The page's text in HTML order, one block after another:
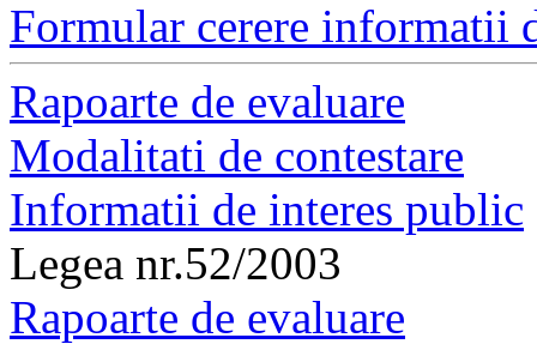
Formular cerere informatii
Rapoarte de evaluare
Modalitati de contestare
Informatii de interes public
Legea nr.52/2003
Rapoarte de evaluare